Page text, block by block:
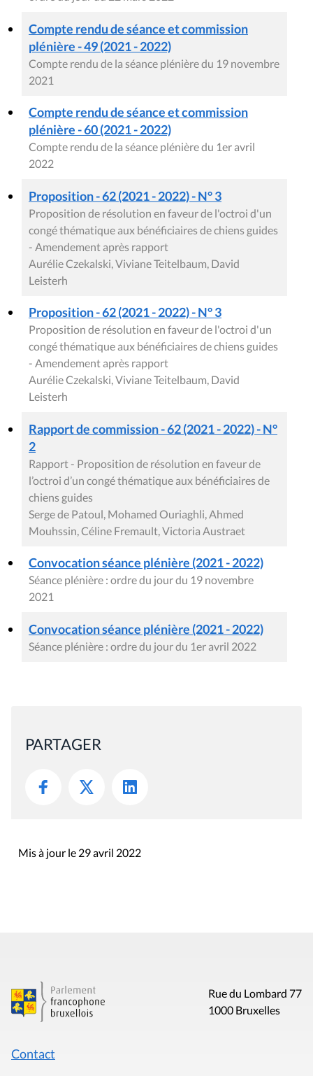
Compte rendu de séance et commission
plénière - 49 (2021 - 2022)
Compte rendu de la séance plénière du 19 novembre
2021
Compte rendu de séance et commission
plénière - 60 (2021 - 2022)
Compte rendu de la séance plénière du 1er avril
2022
Proposition - 62 (2021 - 2022) - N° 3
Proposition de résolution en faveur de l'octroi d'un
congé thématique aux bénéficiaires de chiens guides
- Amendement après rapport
Aurélie Czekalski, Viviane Teitelbaum, David
Leisterh
Proposition - 62 (2021 - 2022) - N° 3
Proposition de résolution en faveur de l'octroi d'un
congé thématique aux bénéficiaires de chiens guides
- Amendement après rapport
Aurélie Czekalski, Viviane Teitelbaum, David
Leisterh
Rapport de commission - 62 (2021 - 2022) - N°
2
Rapport - Proposition de résolution en faveur de
l’octroi d’un congé thématique aux bénéficiaires de
chiens guides
Serge de Patoul, Mohamed Ouriaghli, Ahmed
Mouhssin, Céline Fremault, Victoria Austraet
Convocation séance plénière (2021 - 2022)
Séance plénière : ordre du jour du 19 novembre
2021
Convocation séance plénière (2021 - 2022)
Séance plénière : ordre du jour du 1er avril 2022
PARTAGER
Mis à jour le 29 avril 2022
Rue du Lombard 77
1000 Bruxelles
Contact